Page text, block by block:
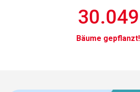
30.049
Bäume gepflanzt!